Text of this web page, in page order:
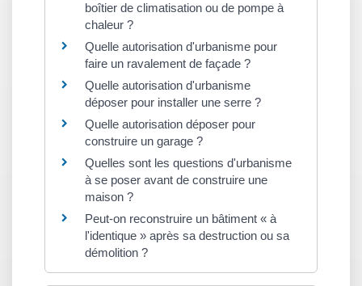
boîtier de climatisation ou de pompe à
chaleur ?
Quelle autorisation d'urbanisme pour
faire un ravalement de façade ?
Quelle autorisation d'urbanisme
déposer pour installer une serre ?
Quelle autorisation déposer pour
construire un garage ?
Quelles sont les questions d'urbanisme
à se poser avant de construire une
maison ?
Peut-on reconstruire un bâtiment « à
l'identique » après sa destruction ou sa
démolition ?